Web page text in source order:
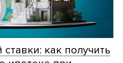
как получить